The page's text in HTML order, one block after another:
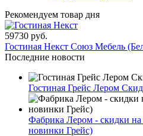
Рекомендуем товар дня
59730 руб.
Гостиная Некст Союз Мебель
Последние новости
Гостиная Грейс Лером
Фабрика Лером - скидки
новинки Грейс)